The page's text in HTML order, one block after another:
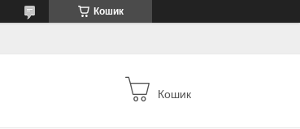
Кошик
Кошик